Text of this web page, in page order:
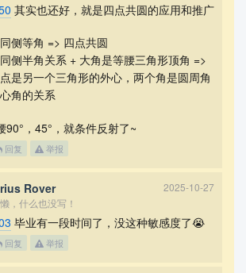
其实也还好，就是四点共圆的应用和推广
侧等角 => 四点共圆
侧半角关系 + 大角是等腰三角形顶角 =>
是另一个三角形的外心，两个角是圆周角
角的关系
90°，45°，就条件反射了~
回复 举报
Rover
2025-10-27
，什么也没写！
毕业有一段时间了，没这种敏感度了😭
回复 举报